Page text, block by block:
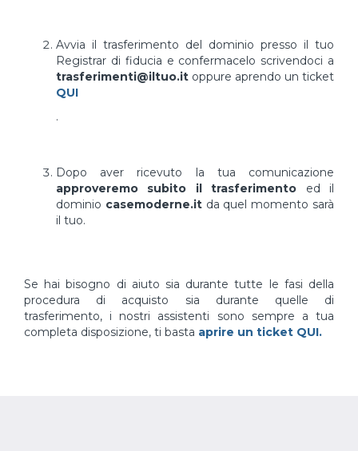
Avvia il trasferimento del dominio presso il tuo
Registrar di fiducia e confermacelo scrivendoci a
trasferimenti@iltuo.it oppure aprendo un ticket
QUI
.
Dopo aver ricevuto la tua comunicazione
approveremo subito il trasferimento ed il
dominio casemoderne.itda quel momento sarà
il tuo.
Se hai bisogno di aiuto sia durante tutte le fasi della
procedura di acquisto sia durante quelle di
trasferimento, i nostri assistenti sono sempre a tua
completa disposizione, ti basta aprire un ticket QUI.